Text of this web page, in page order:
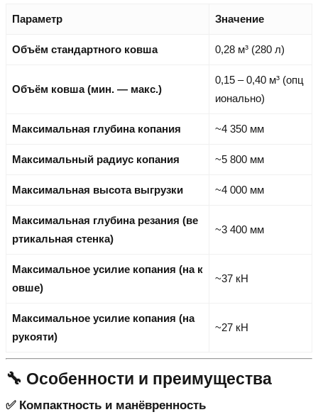
Параметр Значение
Объём стандартного ковша 0,28 м³ (280 л)
Объём ковша (мин. — макс.)
0,15 – 0,40 м³ (опц
ионально)
Максимальная глубина копания ~4 350 мм
Максимальный радиус копания ~5 800 мм
Максимальная высота выгрузки ~4 000 мм
Максимальная глубина резания (ве
ртикальная стенка)
~3 400 мм
Максимальное усилие копания (на к
овше)
~37 кН
Максимальное усилие копания (на
рукояти)
~27 кН
🔧 Особенности и преимущества
✅ Компактность и манёвренность